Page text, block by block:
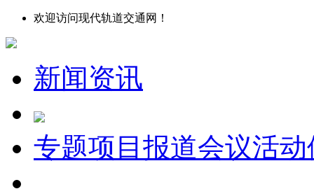
欢迎访问现代轨道交通网！
新闻资讯
专题项目报道会议活动